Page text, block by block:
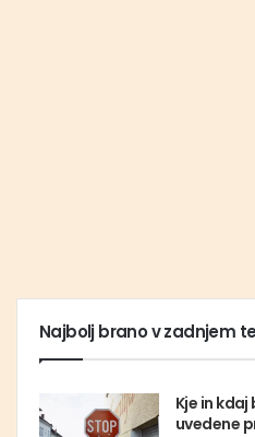
Najbolj brano v zadnjem
Kje in
uvedene